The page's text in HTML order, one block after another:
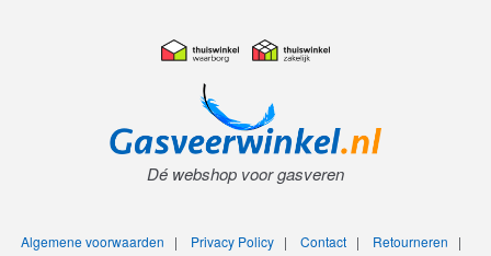
Dé webshop voor gasveren
Algemene voorwaarden | Privacy Policy| Contact| Retourneren |